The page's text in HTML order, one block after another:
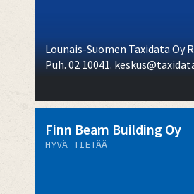
Lounais-Suomen Taxidata Oy
Puh. 02 10041.
Finn Beam Building Oy
HYVÄ TIETÄÄ